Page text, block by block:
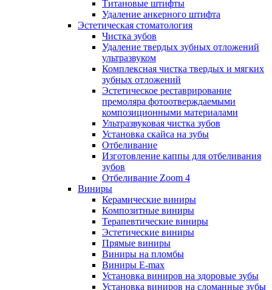
Титановые штифты
Удаление анкерного штифта
Эстетическая стоматология
Чистка зубов
Удаление твердых зубных отложений
ультразвуком
Комплексная чистка твердых и мягких
зубных отложений
Эстетическое реставрирование
премоляра фотоотверждаемыми
композиционными материалами
Ультразвуковая чистка зубов
Установка скайса на зубы
Отбеливание
Изготовление каппы для отбеливания
зубов
Отбеливание Zoom 4
Виниры
Керамические виниры
Композитные виниры
Терапевтические виниры
Эстетические виниры
Прямые виниры
Виниры на пломбы
Виниры E-max
Установка виниров на здоровые зубы
Установка виниров на сломанные зубы